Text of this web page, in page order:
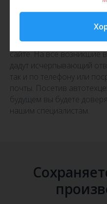
приятные бонусы. Также
акции, ознакомиться с
сайте. На все возникшие
дадут исчерпывающий
так и по телефону или
почты. Посетив
будущем вы будете
нашим специалистам.